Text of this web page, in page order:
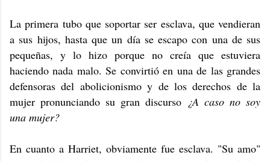
La primera tubo que soportar ser esclava, que vendieran
a sus hijos, hasta que un día se escapo con una de sus
pequeñas, y lo hizo porque no creía que estuviera
haciendo nada malo. Se convirtió en una de las grandes
defensoras del abolicionismo y de los derechos de la
mujer pronunciando su gran discurso ¿A caso no soy
una mujer?
En cuanto a Harriet, obviamente fue esclava. "Su amo"